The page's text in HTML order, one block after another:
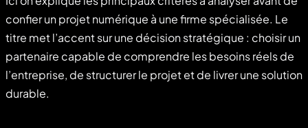
confier un projet numérique à une firme spécialisée. Le
titre met l’accent sur une décision stratégique : choisir un
partenaire capable de comprendre les besoins réels de
l’entreprise, de structurer le projet et de livrer une solution
durable.